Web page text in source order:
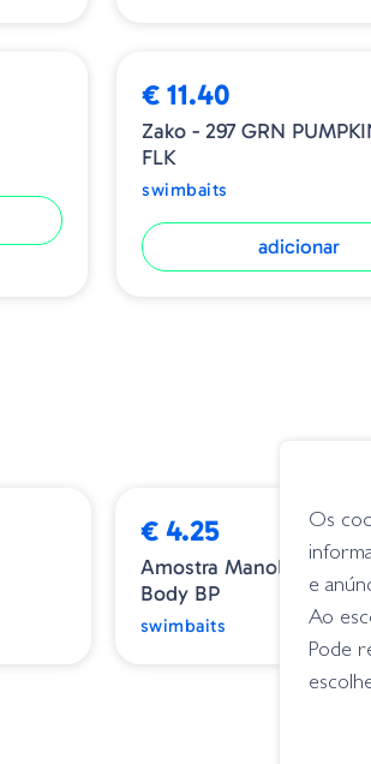
€ 11.40
Zako - 297 GRN
FLK
swimbaits
adicionar
€ 4.25
Amostra Manolo&co
Body BP
swimbaits
Os
e
Ao
Pode